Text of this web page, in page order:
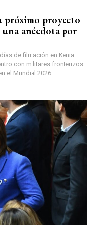
próximo proyecto
anécdota por
de filmación en Kenia.
con militares fronterizos
el Mundial 2026.